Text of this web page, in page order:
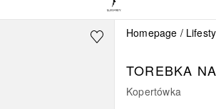
Homepage
TOREBKA
Kopertówka